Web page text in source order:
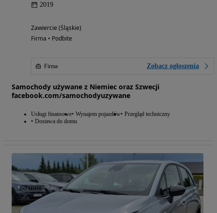
2019
Zawiercie (Śląskie)
Firma • Podbite
Firma Zobacz ogłoszenia
Samochody używane z Niemiec oraz Szwecji
facebook.com/samochodyuzywane
Usługi finansowe Wynajem pojazdów Przegląd techniczny
Dostawa do domu